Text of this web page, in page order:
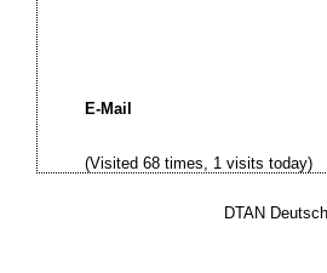
E-Mail
(Visited 68 times, 1 visits today)
DTAN